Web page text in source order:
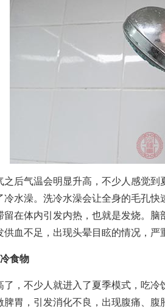
气温会明显升高，不少人感觉到
冷水澡。洗冷水澡会让全身的毛孔
留在体内引发内热，也就是发烧。脑
供血不足，出现头晕目眩的情况，严
食物
不少人就进入了夏季模式，吃冷
脾胃，引发消化不良，出现腹痛、